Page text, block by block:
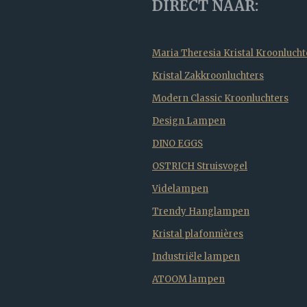
DIRECT NAAR:
Maria Theresia Kristal
Kristal Zakkroonluchters
Modern Classic Kroonluchters
Design Lampen
DINO EGGS
OSTRICH Struisvogel
Videlampen
Trendy Hanglampen
Kristal plafonnières
Industriële lampen
ATOOM lampen